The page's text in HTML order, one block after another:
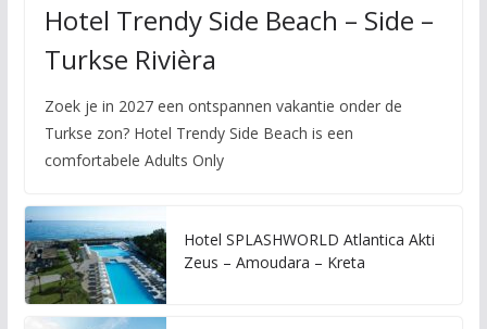
Hotel Trendy Side Beach – Side –
Turkse Rivièra
Zoek je in 2027 een ontspannen vakantie onder de
Turkse zon? Hotel Trendy Side Beach is een
comfortabele Adults Only
Hotel SPLASHWORLD Atlantica Akti
Zeus – Amoudara – Kreta